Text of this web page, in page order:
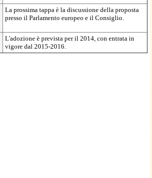
La prossima tappa è la discussione della proposta
presso il Parlamento europeo e il Consiglio.
L'adozione è prevista per il 2014, con entrata in
vigore dal 2015-2016.